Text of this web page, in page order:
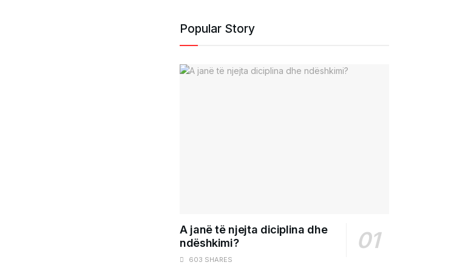
Popular Story
A janë të njejta diciplina dhe
ndëshkimi?
603 SHARES